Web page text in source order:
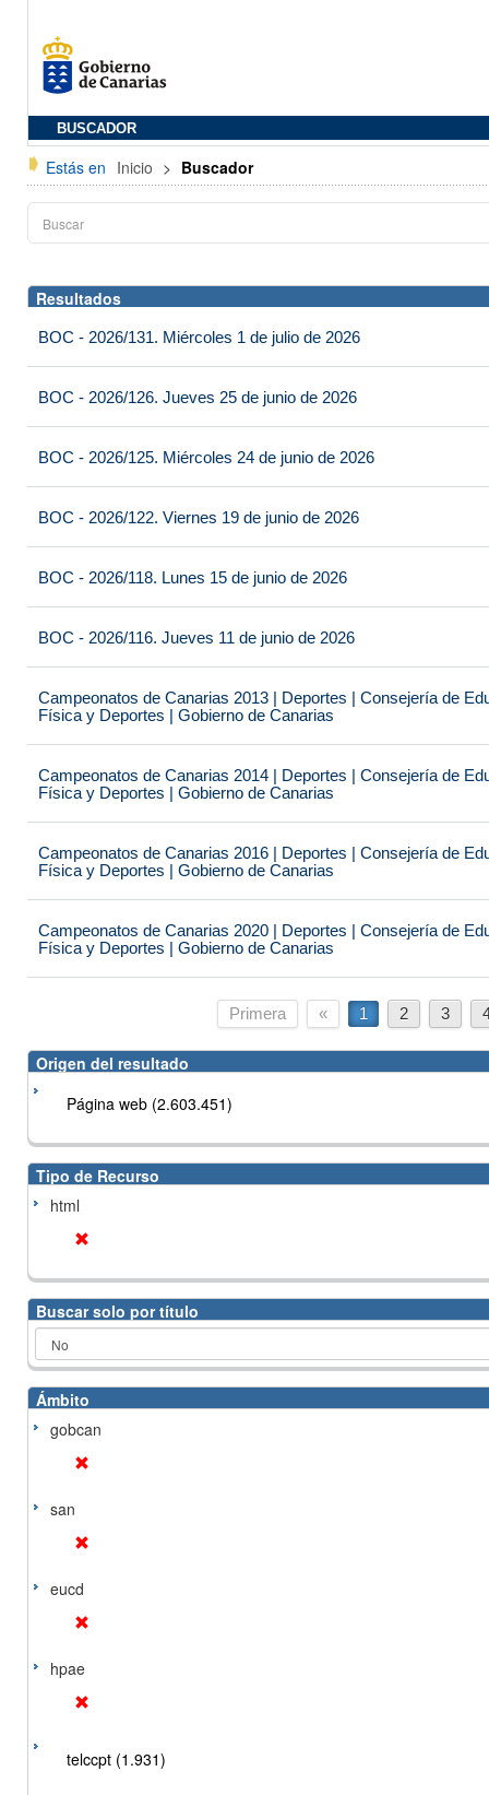
BUSCADOR
Estás en Inicio > Buscador
Resultados
BOC - 2026/131. Miércoles 1 de julio de 2026
BOC - 2026/126. Jueves 25 de junio de 2026
BOC - 2026/125. Miércoles 24 de junio de 2026
BOC - 2026/122. Viernes 19 de junio de 2026
BOC - 2026/118. Lunes 15 de junio de 2026
BOC - 2026/116. Jueves 11 de junio de 2026
Campeonatos de Canarias 2013 | Deportes | Consejería de
Física y Deportes | Gobierno de Canarias
Campeonatos de Canarias 2014 | Deportes | Consejería de
Física y Deportes | Gobierno de Canarias
Campeonatos de Canarias 2016 | Deportes | Consejería de
Física y Deportes | Gobierno de Canarias
Campeonatos de Canarias 2020 | Deportes | Consejería de
Física y Deportes | Gobierno de Canarias
Primera « 1 2 3
Origen del resultado
Página web (2.603.451)
Tipo de Recurso
html
Buscar solo por título
Ámbito
gobcan
san
eucd
hpae
telccpt (1.931)